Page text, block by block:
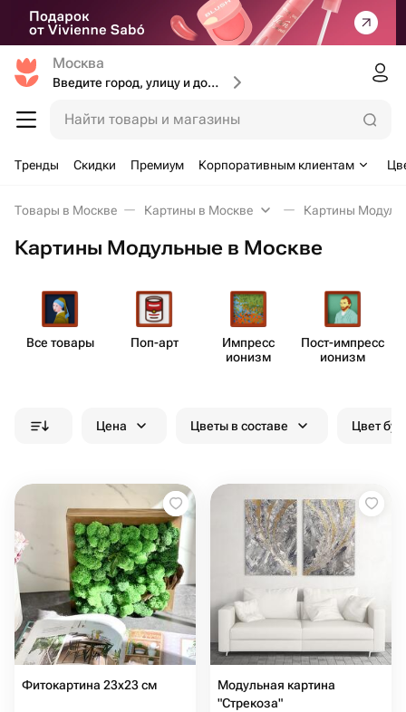
Москва
Введите город, улицу и дом доставки
Найти товары и магазины
Тренды Скидки Премиум Корпоративным клиентам
Товары в Москве Картины в Москве Картины
Картины Модульные в Москве
Все товары Поп-арт
Импресс​
ионизм
Пост-импресс​
ионизм
Цена Цветы в составе Цвет
Фитокартина 23х23 см
Модульная картина
"Стрекоза"